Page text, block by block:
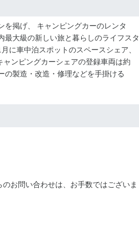
を掲げ、 キャンピングカーのレンタ
最大級の新しい旅と暮らしのライフスタ
に車中泊スポットのスペースシェア、
ンピングカーシェアの登録車両は約
製造・改造・修理などを手掛ける
お問い合わせは、お手数ではございま